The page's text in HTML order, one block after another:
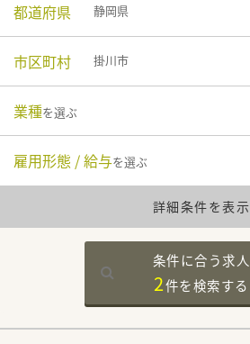
都道府県 静岡県
市区町村 掛川市
業種を選ぶ
雇用形態 / 給与を選ぶ
詳細条件を表示
条件に合う求人
2件を検索する